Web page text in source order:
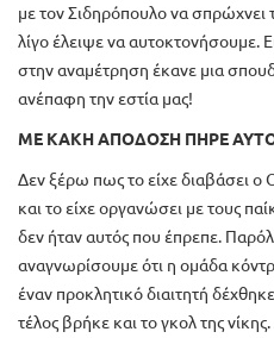
με τον Σιδηρόπουλο να σπρώχνει
λίγο έλειψε να αυτοκτονήσουμε.
στην αναμέτρηση έκανε μια
ανέπαφη την εστία μας!
ΜΕ ΚΑΚΗ ΑΠΟΔΟΣΗ ΠΗΡΕ
Δεν ξέρω πως το είχε διαβάσει ο
και το είχε οργανώσει με τους
δεν ήταν αυτός που έπρεπε.
αναγνωρίσουμε ότι η ομάδα
έναν προκλητικό διαιτητή
τέλος βρήκε και το γκολ της